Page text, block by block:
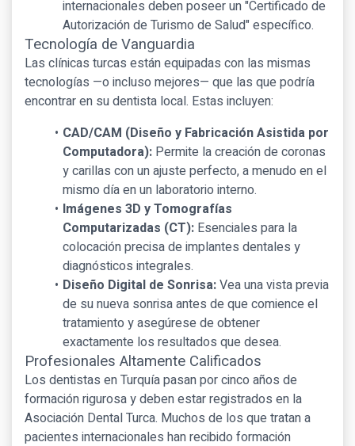
internacionales deben poseer un "Certificado de
Autorización de Turismo de Salud" específico.
Tecnología de Vanguardia
Las clínicas turcas están equipadas con las mismas
tecnologías —o incluso mejores— que las que podría
encontrar en su dentista local. Estas incluyen:
CAD/CAM (Diseño y Fabricación Asistida por
Computadora): Permite la creación de coronas
y carillas con un ajuste perfecto, a menudo en el
mismo día en un laboratorio interno.
Imágenes 3D y Tomografías
Computarizadas (CT): Esenciales para la
colocación precisa de implantes dentales y
diagnósticos integrales.
Diseño Digital de Sonrisa:Vea una vista previa
de su nueva sonrisa antes de que comience el
tratamiento y asegúrese de obtener
exactamente los resultados que desea.
Profesionales Altamente Calificados
Los dentistas en Turquía pasan por cinco años de
formación rigurosa y deben estar registrados en la
Asociación Dental Turca. Muchos de los que tratan a
pacientes internacionales han recibido formación